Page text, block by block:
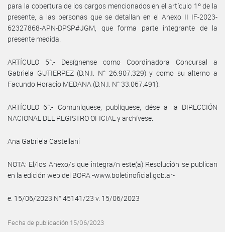
para la cobertura de los cargos mencionados en el artículo 1º de la
presente, a las personas que se detallan en el Anexo II IF-2023-
62327868-APN-DPSP#JGM, que forma parte integrante de la
presente medida.
ARTÍCULO 5°.- Desígnense como Coordinadora Concursal a
Gabriela GUTIERREZ (D.N.I. N° 26.907.329) y como su alterno a
Facundo Horacio MEDANA (D.N.I. N° 33.067.491).
ARTÍCULO 6°.- Comuníquese, publíquese, dése a la DIRECCIÓN
NACIONAL DEL REGISTRO OFICIAL y archívese.
Ana Gabriela Castellani
NOTA: El/los Anexo/s que integra/n este(a) Resolución se publican
en la edición web del BORA -www.boletinoficial.gob.ar-
e. 15/06/2023 N° 45141/23 v. 15/06/2023
Fecha de publicación 15/06/2023